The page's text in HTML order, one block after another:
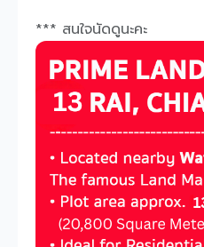
*** สนใจนัดดูนะคะ